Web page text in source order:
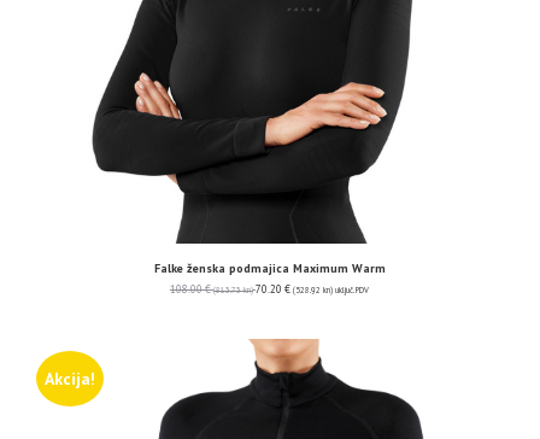
Falke ženska podmajica Maximum Warm
108.00€ (813.73 kn) 70.20 € (528.92 kn) uključ. PDV
Akcija!